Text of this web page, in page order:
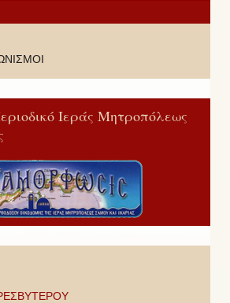
Ιεράς Μητροπόλεως